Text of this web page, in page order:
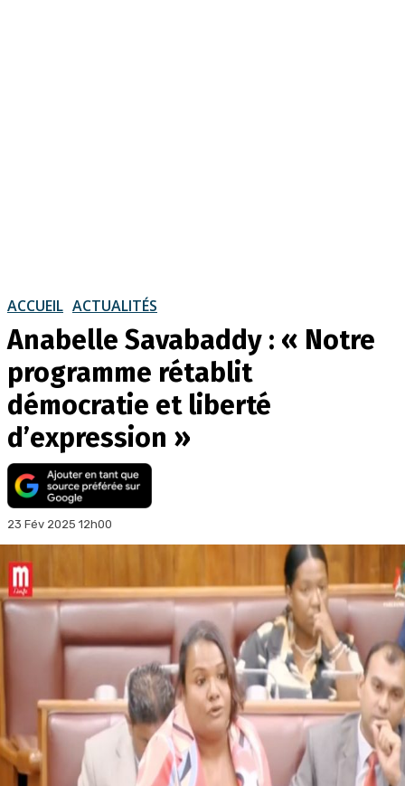
ACCUEIL ACTUALITÉS
Anabelle Savabaddy : « Notre
programme rétablit
démocratie et liberté
d’expression »
23 Fév 2025 12h00